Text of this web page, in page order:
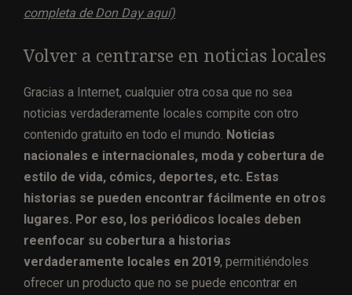
completa de Don Day aquí)
Volver a centrarse en noticias locales
Gracias a Internet, cualquier otra cosa que no sea
noticias verdaderamente locales compite con otro
contenido gratuito en todo el mundo. Noticias
nacionales e internacionales, moda y cobertura de
estilo de vida, cómics, deportes, etc. Estas
historias se pueden encontrar fácilmente en otros
lugares. Por eso, los periódicos locales deben
reenfocar su cobertura a historias
verdaderamente locales en 2019, permitiéndoles
ofrecer un producto que no se puede encontrar en